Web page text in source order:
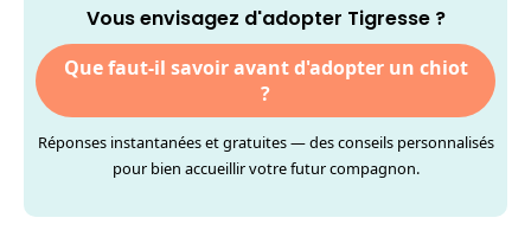
Vous envisagez d'adopter Tigresse ?
Que faut-il savoir avant d'adopter un chiot
?
Réponses instantanées et gratuites — des conseils personnalisés
pour bien accueillir votre futur compagnon.